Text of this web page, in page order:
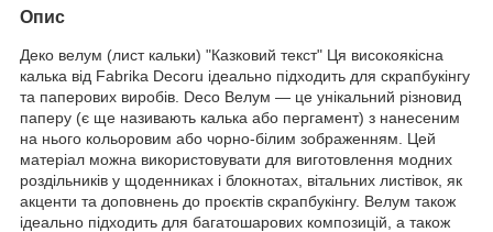
Опис
Деко велум (лист кальки) "Казковий текст" Ця високоякісна
калька від Fabrika Decoru ідеально підходить для скрапбукінгу
та паперових виробів. Deco Велум — це унікальний різновид
паперу (є ще називають калька або пергамент) з нанесеним
на нього кольоровим або чорно-білим зображенням. Цей
матеріал можна використовувати для виготовлення модних
роздільників у щоденниках і блокнотах, вітальних листівок, як
акценти та доповнень до проєктів скрапбукінгу. Велум також
ідеально підходить для багатошарових композицій, а також